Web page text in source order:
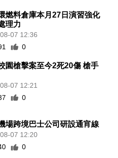
燃料倉庫本月27日演習強化
理力
07 12:36
0
園槍擊案至今2死20傷 槍手
07 12:21
0
場跨境巴士公司研設通宵線
07 12:20
0